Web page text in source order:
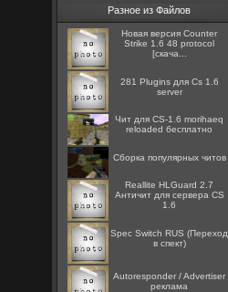
Разное из Файлов
Новая версия Counter
Strike 1.6 48 protocol
[скача...
281 Plugins для Cs 1.6
server
Чит для CS-1.6 morihaeq
reloaded бесплатно
Сборка популярных читов
Reallite HLGuard 2.7
Aнтичит для сервера CS
1.6
Spec Switch RUS (Переход
в спект)
Autoresponder / Advertiser
реклама